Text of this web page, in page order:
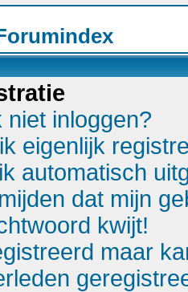
inloggen?
eigenlijk
automatisch
dat mijn
kwijt!
maar